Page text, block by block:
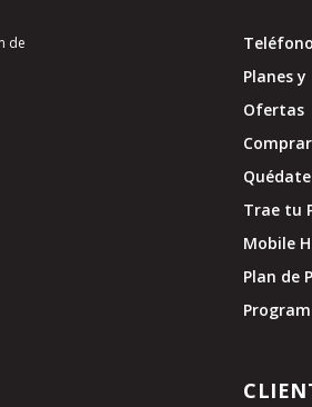
de
Planes y
Ofertas
Trae tu
Mobile
Plan de